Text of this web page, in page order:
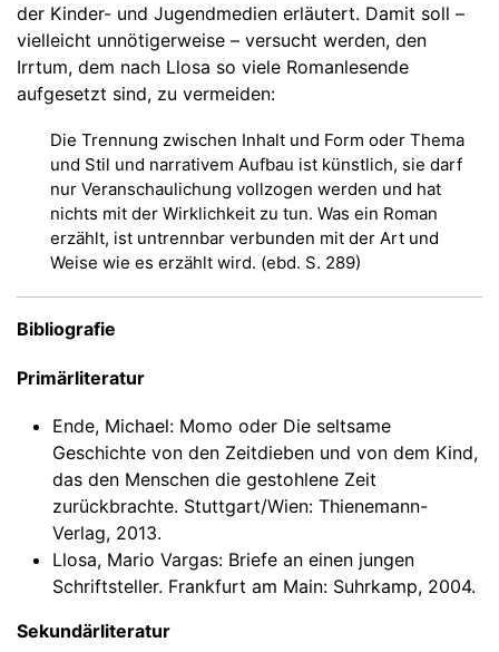
der Kinder- und Jugendmedien erläutert. Damit soll –
vielleicht unnötigerweise – versucht werden, den
Irrtum, dem nach Llosa so viele Romanlesende
aufgesetzt sind, zu vermeiden:
Die Trennung zwischen Inhalt und Form oder Thema
und Stil und narrativem Aufbau ist künstlich, sie darf
nur Veranschaulichung vollzogen werden und hat
nichts mit der Wirklichkeit zu tun. Was ein Roman
erzählt, ist untrennbar verbunden mit der Art und
Weise wie es erzählt wird. (ebd. S. 289)
Bibliografie
Primärliteratur
Ende, Michael: Momo oder Die seltsame
Geschichte von den Zeitdieben und von dem Kind,
das den Menschen die gestohlene Zeit
zurückbrachte. Stuttgart/Wien: Thienemann-
Verlag, 2013.
Llosa, Mario Vargas: Briefe an einen jungen
Schriftsteller. Frankfurt am Main: Suhrkamp, 2004.
Sekundärliteratur